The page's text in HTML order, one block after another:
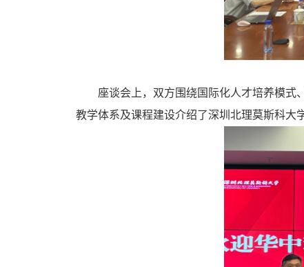
座谈会上，双方围绕国际化人才培养模式
教学体系及课程建设介绍了深圳北理莫斯科大